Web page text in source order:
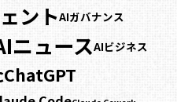
ントAIガバナンス
ニュースAIビジネス
ChatGPT